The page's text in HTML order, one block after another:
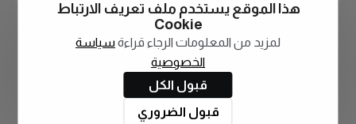
هذا الموقع يستخدم ملف تعريف الارتباط
Cookie
لمزيد من المعلومات الرجاء قراءة سياسة
الخصوصية
قبول الكل
قبول الضروري